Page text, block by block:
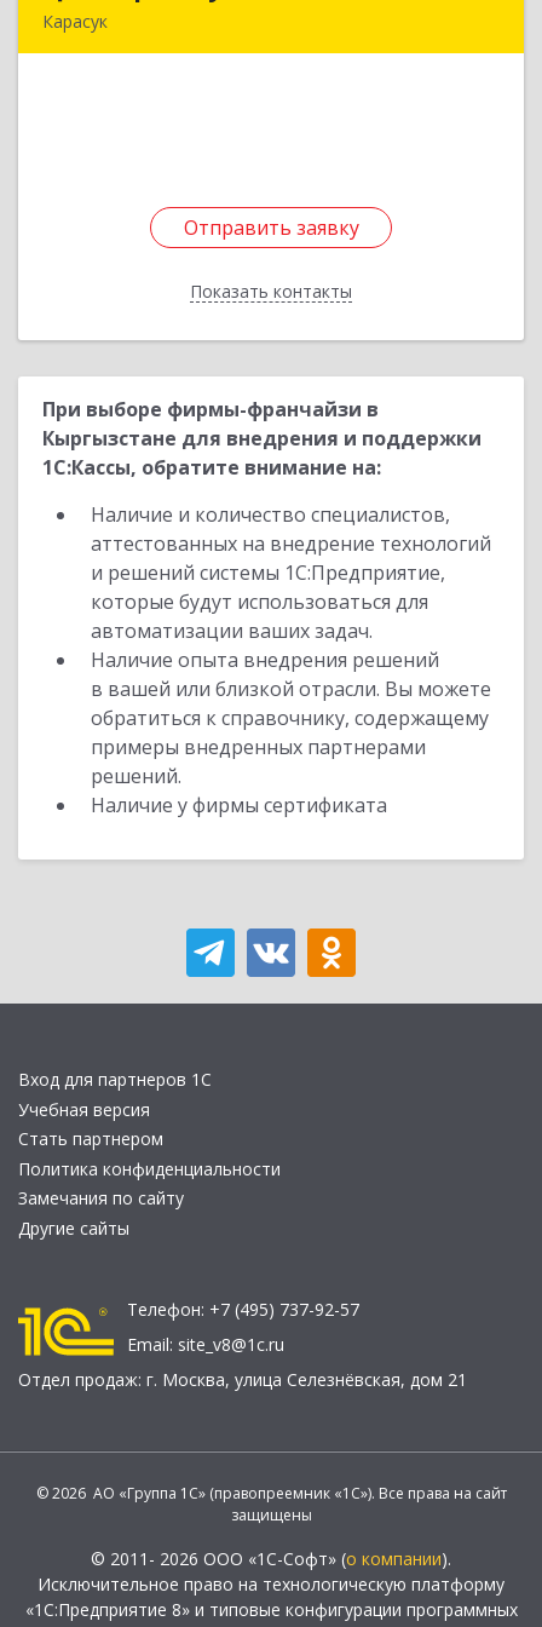
Карасук
Отправить заявку
Показать контакты
Отправить заявку
Назад
При выборе фирмы-франчайзи в
Кыргызстане для внедрения и поддержки
1С:Кассы, обратите внимание на:
Наличие и количество специалистов,
аттестованных на внедрение технологий
и решений системы 1С:Предприятие,
которые будут использоваться для
автоматизации ваших задач.
Наличие опыта внедрения решений
в вашей или близкой отрасли. Вы можете
обратиться к справочнику, содержащему
примеры внедренных партнерами
решений.
Наличие у фирмы сертификата
Вход для партнеров 1С
Учебная версия
Стать партнером
Политика конфиденциальности
Замечания по сайту
Другие сайты
Телефон: +7 (495) 737-92-57
Email: site_v8@1c.ru
Отдел продаж: г. Москва, улица Селезнёвская, дом 21
© 2026 АО «Группа 1С» (правопреемник «1С»). Все права на сайт
защищены
© 2011- 2026 ООО «1С-Софт» (о компании).
Исключительное право на технологическую платформу
«1С:Предприятие 8» и типовые конфигурации программных